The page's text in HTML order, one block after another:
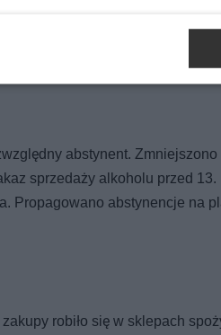
abstynent.
sprzedaży alkoholu przed 13.
Propagowano abstynencje na
robiło się w sklepach